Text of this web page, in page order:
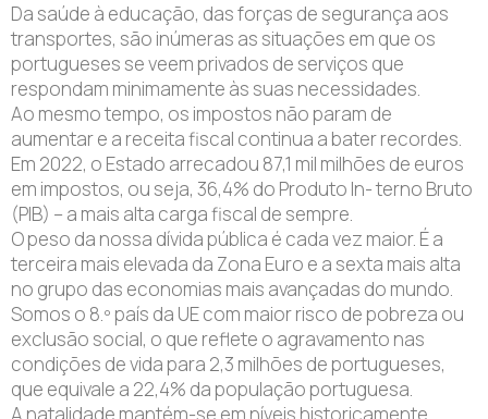
Da saúde à educação, das forças de segurança aos
transportes, são inúmeras as situações em que os
portugueses se veem privados de serviços que
respondam minimamente às suas necessidades.
Ao mesmo tempo, os impostos não param de
aumentar e a receita fiscal continua a bater recordes.
Em 2022, o Estado arrecadou 87,1 mil milhões de euros
em impostos, ou seja, 36,4% do Produto In- terno Bruto
(PIB) – a mais alta carga fiscal de sempre.
O peso da nossa dívida pública é cada vez maior. É a
terceira mais elevada da Zona Euro e a sexta mais alta
no grupo das economias mais avançadas do mundo.
Somos o 8.º país da UE com maior risco de pobreza ou
exclusão social, o que reflete o agravamento nas
condições de vida para 2,3 milhões de portugueses,
que equivale a 22,4% da população portuguesa.